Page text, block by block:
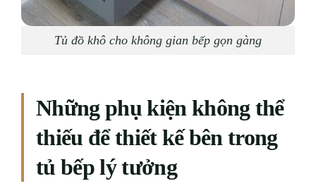
Tủ đồ khô cho không gian bếp gọn gàng
Những phụ kiện không thể
thiếu để thiết kế bên trong
tủ bếp lý tưởng